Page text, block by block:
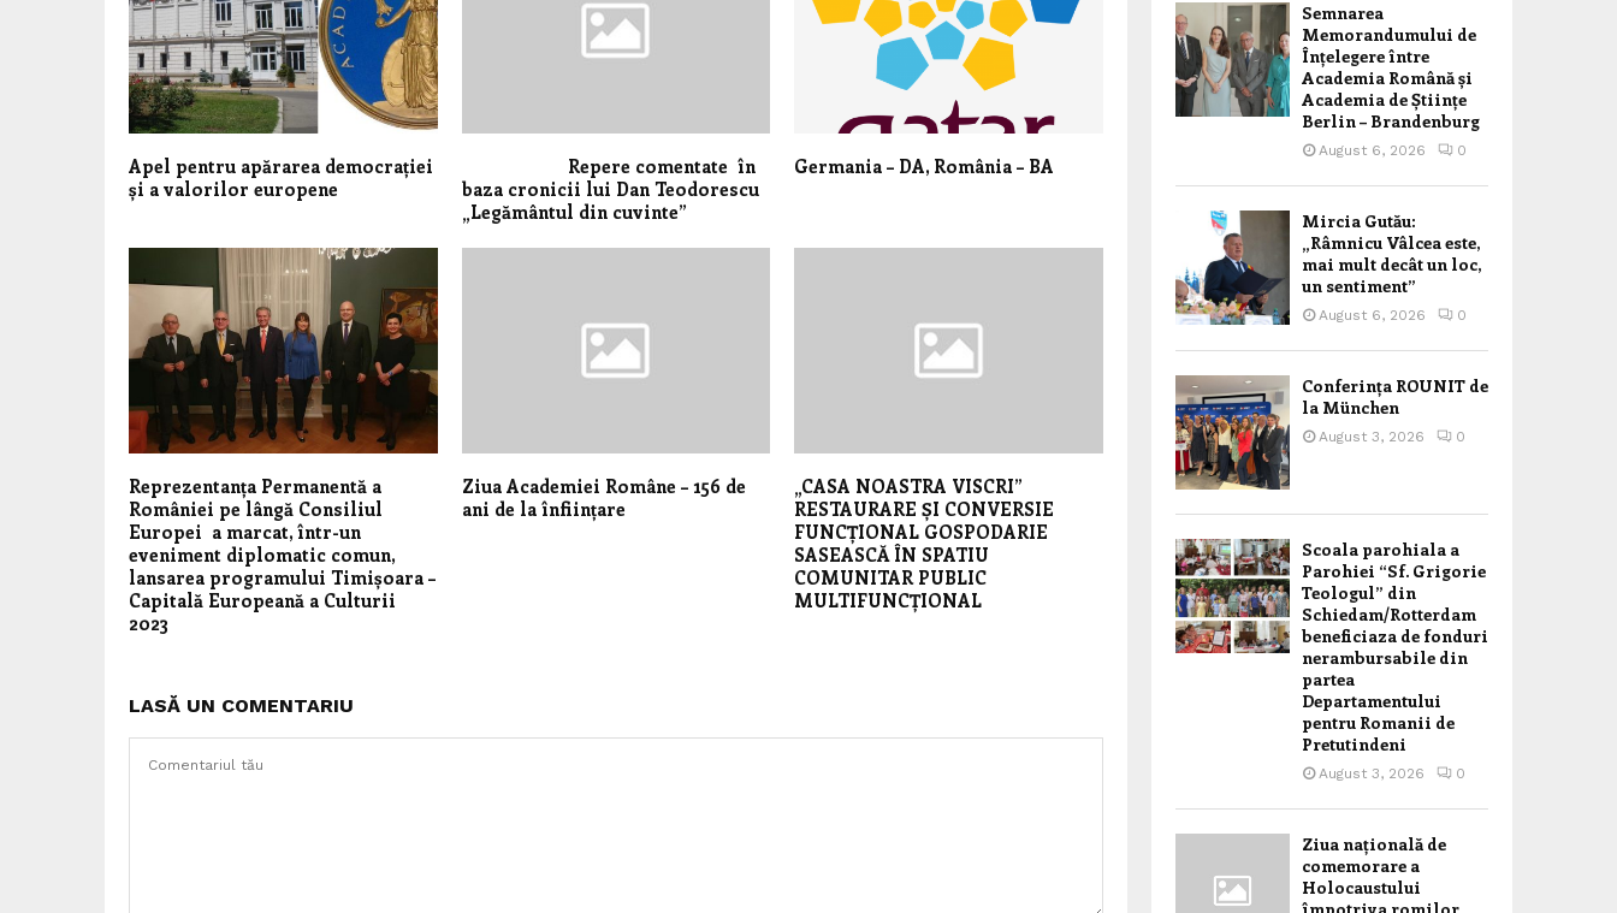
Apel pentru apărarea democrației
și a valorilor europene
Repere comentate în
baza cronicii lui Dan Teodorescu
„Legământul din cuvinte”
Germania – DA, România – BA
Reprezentanța Permanentă a
României pe lângă Consiliul
Europei a marcat, într-un
eveniment diplomatic comun,
lansarea programului Timișoara –
Capitală Europeană a Culturii
2023
Ziua Academiei Române – 156 de
ani de la înființare
„CASA NOASTRA VISCRI”
RESTAURARE ȘI CONVERSIE
FUNCȚIONAL GOSPODARIE
SASEASCĂ ÎN SPATIU
COMUNITAR PUBLIC
MULTIFUNCȚIONAL
LASĂ UN COMENTARIU
Semnarea
Memorandumului de
Înțelegere între
Academia Română și
Academia de Științe
Berlin – Brandenburg
August 6, 2026 0
Mircia Gutău:
„Râmnicu Vâlcea este,
mai mult decât un loc,
un sentiment”
August 6, 2026 0
Conferința ROUNIT de
la München
August 3, 2026 0
Scoala parohiala a
Parohiei “Sf. Grigorie
Teologul” din
Schiedam/Rotterdam
beneficiaza de fonduri
nerambursabile din
partea
Departamentului
pentru Romanii de
Pretutindeni
August 3, 2026 0
Ziua națională de
comemorare a
Holocaustului